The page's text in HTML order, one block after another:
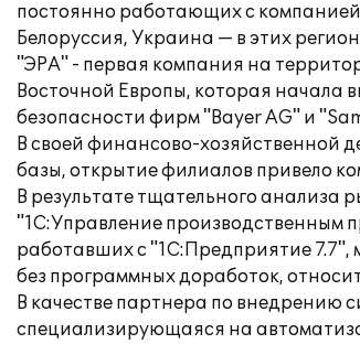
постоянно работающих с компанией
Белоруссия, Украина — в этих
"ЭРА" - первая компания на
Восточной Европы, которая начала
безопасности фирм "Bayer AG" и
В своей финансово-хозяйственной
базы, открытие филиалов привело
В результате тщательного анализа
"1С:Управление производственным
работавших с "1С:Предприятие
без программных доработок,
В качестве партнера по
специализирующаяся на